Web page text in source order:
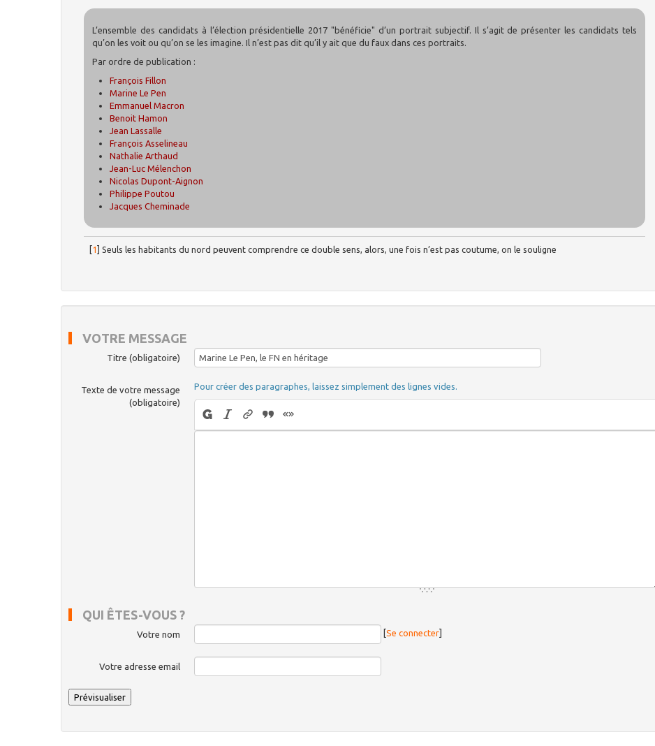
L’ensemble des candidats à l’élection présidentielle 2017 "bénéficie" d’un portrait subjectif. Il s’agit de présenter les candidats tels
qu’on les voit ou qu’on se les imagine. Il n’est pas dit qu’il y ait que du faux dans ces portraits.
Par ordre de publication :
François Fillon
Marine Le Pen
Emmanuel Macron
Benoit Hamon
Jean Lassalle
François Asselineau
Nathalie Arthaud
Jean-Luc Mélenchon
Nicolas Dupont-Aignon
Philippe Poutou
Jacques Cheminade
1 ]Seuls les habitants du nord peuvent comprendre ce double sens, alors, une fois n’est pas coutume, on le souligne
VOTRE MESSAGE
Titre (obligatoire)
Texte de votre message
(obligatoire)
Pour créer des paragraphes, laissez simplement des lignes vides.
QUI ÊTES-VOUS ?
Votre nom [Se connecter]
Votre adresse email